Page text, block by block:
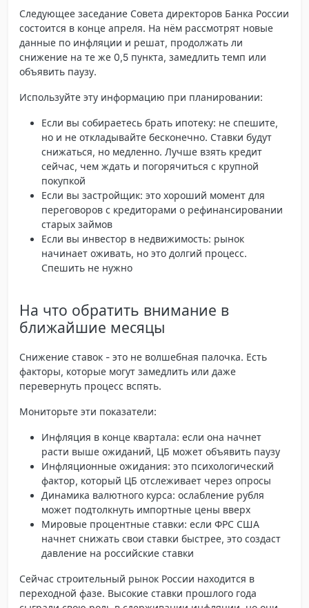
Следующее заседание Совета директоров Банка России
состоится в конце апреля. На нём рассмотрят новые
данные по инфляции и решат, продолжать ли
снижение на те же 0,5 пункта, замедлить темп или
объявить паузу.
Используйте эту информацию при планировании:
Если вы собираетесь брать ипотеку: не спешите,
но и не откладывайте бесконечно. Ставки будут
снижаться, но медленно. Лучше взять кредит
сейчас, чем ждать и погорячиться с крупной
покупкой
Если вы застройщик: это хороший момент для
переговоров с кредиторами о рефинансировании
старых займов
Если вы инвестор в недвижимость: рынок
начинает оживать, но это долгий процесс.
Спешить не нужно
На что обратить внимание в
ближайшие месяцы
Снижение ставок - это не волшебная палочка. Есть
факторы, которые могут замедлить или даже
перевернуть процесс вспять.
Мониторьте эти показатели:
Инфляция в конце квартала: если она начнет
расти выше ожиданий, ЦБ может объявить паузу
Инфляционные ожидания: это психологический
фактор, который ЦБ отслеживает через опросы
Динамика валютного курса: ослабление рубля
может подтолкнуть импортные цены вверх
Мировые процентные ставки: если ФРС США
начнет снижать свои ставки быстрее, это создаст
давление на российские ставки
Сейчас строительный рынок России находится в
переходной фазе. Высокие ставки прошлого года